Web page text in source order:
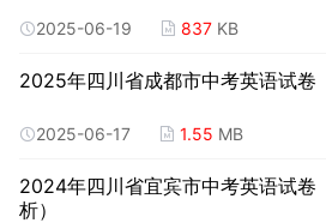
2025-06-19 837 KB
2025年四川省成都市中考英语试卷
2025-06-17 1.55 MB
2024年四川省宜宾市中考英语试卷
析）